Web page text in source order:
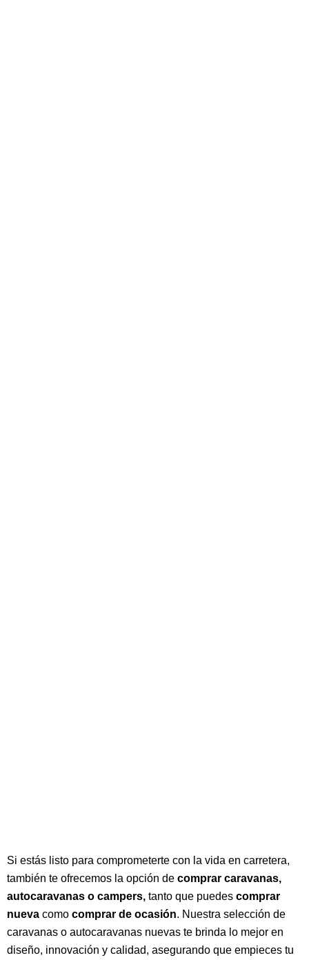
Si estás listo para comprometerte con la vida en carretera,
también te ofrecemos la opción de comprar caravanas,
autocaravanas o campers, tanto que puedes comprar
nueva como comprar de ocasión. Nuestra selección de
caravanas o autocaravanas nuevas te brinda lo mejor en
diseño, innovación y calidad, asegurando que empieces tu